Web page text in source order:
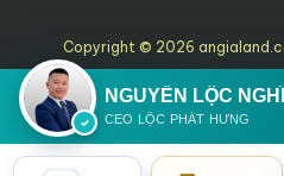
Copyright © 2026
NGUYỄN LỘC
CEO LỘC PHÁT HƯNG